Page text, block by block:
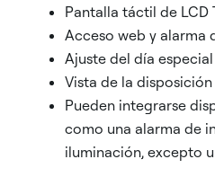
Pantalla táctil de LCD
Acceso web y
Ajuste del día
Vista de la
Pueden integrarse
como una alarma de
iluminación, excepto